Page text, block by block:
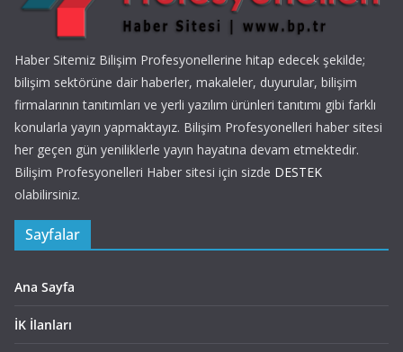
Haber Sitemiz Bilişim Profesyonellerine hitap edecek şekilde;
bilişim sektörüne dair haberler, makaleler, duyurular, bilişim
firmalarının tanıtımları ve yerli yazılım ürünleri tanıtımı gibi farklı
konularla yayın yapmaktayız. Bilişim Profesyonelleri haber sitesi
her geçen gün yeniliklerle yayın hayatına devam etmektedir.
Bilişim Profesyonelleri Haber sitesi için sizde DESTEK
olabilirsiniz.
Sayfalar
Ana Sayfa
İK İlanları